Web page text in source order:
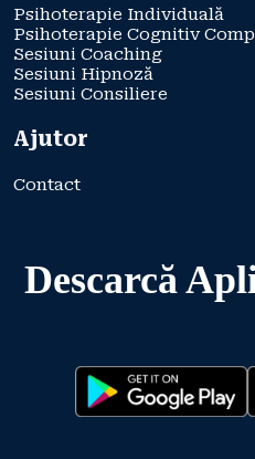
Psihoterapie Individuală
Psihoterapie Cognitiv
Sesiuni Coaching
Sesiuni Hipnoză
Sesiuni Consiliere
Ajutor
Contact
Descarcă